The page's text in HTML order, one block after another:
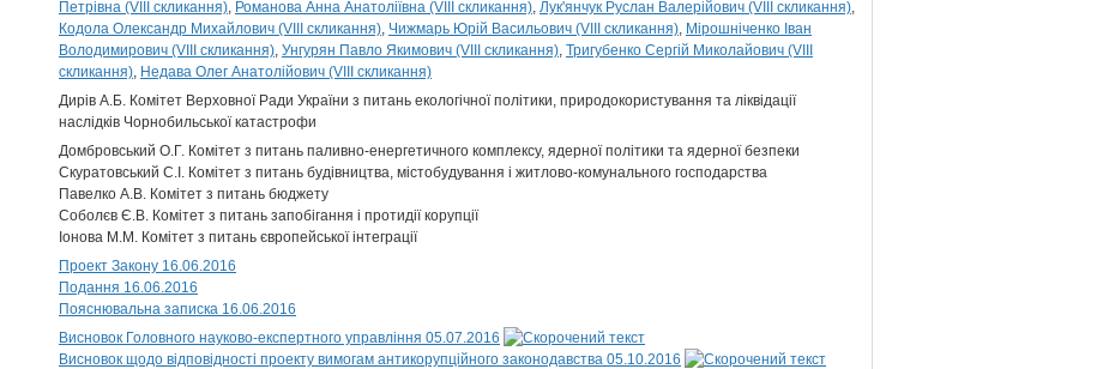
Петрівна (VIII скликання) Романова Анна Анатоліївна (VIII скликання) Лук'янчук Руслан Валерійович (VIII скликання)
Кодола Олександр Михайлович (VIII скликання) Чижмарь Юрій Васильович (VIII скликання) Мірошніченко Іван
Володимирович (VIII скликання) Унгурян Павло Якимович (VIII скликання) Тригубенко Сергій Миколайович (VIII
скликання) Недава Олег Анатолійович (VIII скликання)
Дирів А.Б. Комітет Верховної Ради України з питань екологічної політики, природокористування та ліквідації
наслідків Чорнобильської катастрофи
Домбровський О.Г. Комітет з питань паливно-енергетичного комплексу, ядерної політики та ядерної безпеки
Скуратовський С.І. Комітет з питань будівництва, містобудування і житлово-комунального господарства
Павелко А.В. Комітет з питань бюджету
Соболєв Є.В. Комітет з питань запобігання і протидії корупції
Іонова М.М. Комітет з питань європейської інтеграції
Проект Закону 16.06.2016
Подання 16.06.2016
Пояснювальна записка 16.06.2016
Висновок Головного науково-експертного управління 05.07.2016
Висновок щодо відповідності проекту вимогам антикорупційного законодавства 05.10.2016